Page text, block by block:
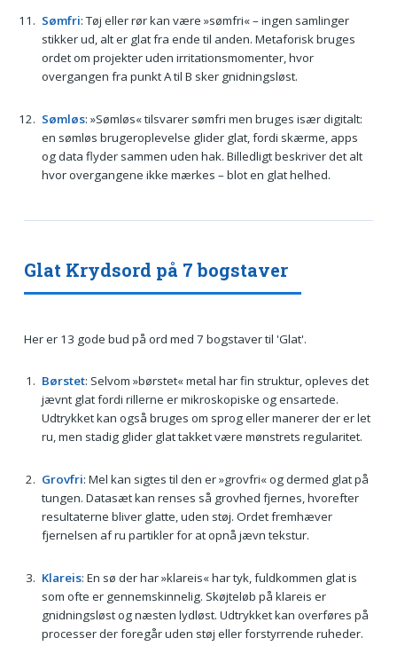
Sømfri: Tøj eller rør kan være »sømfri« – ingen samlinger
stikker ud, alt er glat fra ende til anden. Metaforisk bruges
ordet om projekter uden irritationsmomenter, hvor
overgangen fra punkt A til B sker gnidningsløst.
Sømløs: »Sømløs« tilsvarer sømfri men bruges især digitalt:
en sømløs brugeroplevelse glider glat, fordi skærme, apps
og data flyder sammen uden hak. Billedligt beskriver det alt
hvor overgangene ikke mærkes – blot en glat helhed.
Glat Krydsord på 7 bogstaver
Her er 13 gode bud på ord med 7 bogstaver til 'Glat'.
Børstet: Selvom »børstet« metal har fin struktur, opleves det
jævnt glat fordi rillerne er mikroskopiske og ensartede.
Udtrykket kan også bruges om sprog eller manerer der er let
ru, men stadig glider glat takket være mønstrets regularitet.
Grovfri: Mel kan sigtes til den er »grovfri« og dermed glat på
tungen. Datasæt kan renses så grovhed fjernes, hvorefter
resultaterne bliver glatte, uden støj. Ordet fremhæver
fjernelsen af ru partikler for at opnå jævn tekstur.
Klareis: En sø der har »klareis« har tyk, fuldkommen glat is
som ofte er gennemskinnelig. Skøjteløb på klareis er
gnidningsløst og næsten lydløst. Udtrykket kan overføres på
processer der foregår uden støj eller forstyrrende ruheder.